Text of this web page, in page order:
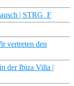
| STRG_F
vertreten den
der Ibiza Villa |